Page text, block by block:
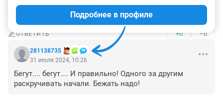
Увольнение не дает иммунитет, ждем с нетерпением
ОТВЕТИТЬ +0 –0
281138735
Подробнее в профиле
31 июля 2024, 10:26
Бегут.... бегут.... И правильно! Одного за другим
раскручивать начали. Бежать надо!